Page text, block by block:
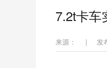
7.2t卡车
来源： | 发